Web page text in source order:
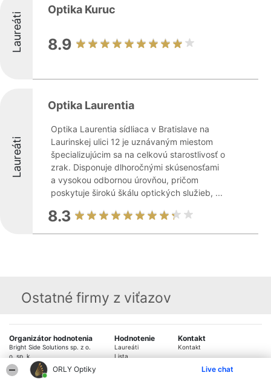
ORLY Optiky Live chat
Laureáti
Optika Kuruc
8.9
Laureáti
Optika Laurentia
Optika Laurentia sídliaca v Bratislave na
Laurinskej ulici 12 je uznávaným miestom
špecializujúcim sa na celkovú starostlivosť o
zrak. Disponuje dlhoročnými skúsenosťami
a vysokou odbornou úrovňou, pričom
poskytuje širokú škálu optických služieb, ...
8.3
Ostatné firmy z viťazov
Organizátor hodnotenia
Bright Side Solutions sp. z o.
o. sp. k.
ul. Ruska 22
Wrocław 50-079
Hodnotenie
Laureáti
Lista
Kontakt
Kontakt